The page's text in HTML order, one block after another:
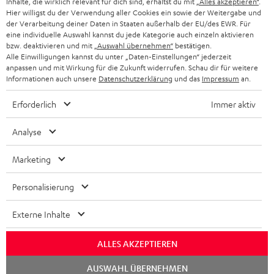
BLUETOOTH-KOPFHÖRER
STEREOANLAGEN
LAUTSPRECHER
ULTIMA-SERIE
IN-EAR-KOPFHÖRER
FANSHOP
NEUHEITEN
BLOG
NEWSLETTER
STORES
DEINE VORTEILE BEI TEUFEL
UNSER MANAGEMENT
NACHHALTIGKEIT
UNSERE WERTE
BILDUNGSRABATT
NIEDERLANDE
BELGIEN
FRANKREICH
POLEN
SPANIEN
ITALIEN
Technische Änderungen, Tippfehler und Irrtum vorbehalten. Das auf unseren
Fotos abgebildete Zubehör ist nicht im Lieferumfang enthalten. Etwaige
Entsorgungsgebühren für Batterien sind im Preis inbegriffen.
Datenschutz Daten-Einstellungen
Hier willigst du der Verwendung aller Cookies ein sowie der Weitergabe und
der Verarbeitung deiner Daten in Staaten außerhalb der EU/des EWR. Für
eine individuelle Auswahl kannst du jede Kategorie auch einzeln aktivieren
bzw. deaktivieren und mit „Auswahl übernehmen“ bestätigen.
Alle Einwilligungen kannst du unter „Daten-Einstellungen“ jederzeit
anpassen und mit Wirkung für die Zukunft widerrufen. Schau dir für weitere
Informationen auch unsere Datenschutzerklärung und das Impressum an.
Erforderlich Immer aktiv
Analyse
Marketing
Personalisierung
Externe Inhalte
ALLES AKZEPTIEREN
AUSWAHL ÜBERNEHMEN